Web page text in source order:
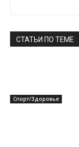
СТАТЬИ ПО ТЕМЕ
Спорт/Здоровье